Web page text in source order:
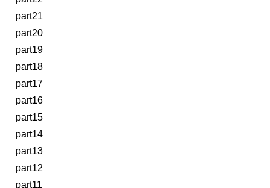
part21
part20
part19
part18
part17
part16
part15
part14
part13
part12
part11